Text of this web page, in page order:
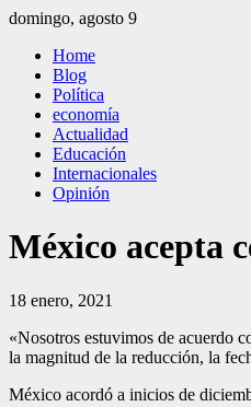
Saltar
contenido
domingo, agosto 9
El Independiente
El independiente Libre y
Home
Blog
Política
economía
Actualidad
Educación
Internacionales
Opinión
México acepta
18 enero, 2021
«Nosotros estuvimos de acuerdo
la magnitud de la reducción, la
México acordó a inicios de